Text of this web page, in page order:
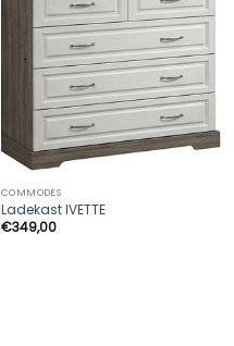
COMMODES
Ladekast IVETTE
€349,00